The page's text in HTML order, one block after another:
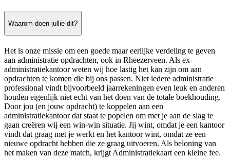
Waarom doen jullie dit?
Het is onze missie om een goede maar eerlijke verdeling te geven
aan administratie opdrachten, ook in Rheezerveen. Als ex-
administratiekantoor weten wij hoe lastig het kan zijn om aan
opdrachten te komen die bij ons passen. Niet iedere administratie
professional vindt bijvoorbeeld jaarrekeningen even leuk en anderen
houden eigenlijk niet echt van het doen van de totale boekhouding.
Door jou (en jouw opdracht) te koppelen aan een
administratiekantoor dat staat te popelen om met je aan de slag te
gaan creëren wij een win-win situatie. Jij wint, omdat je een kantoor
vindt dat graag met je werkt en het kantoor wint, omdat ze een
nieuwe opdracht hebben die ze graag uitvoeren. Als beloning van
het maken van deze match, krijgt Administratiekaart een kleine fee.